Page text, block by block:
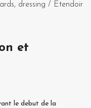
dressing / Etendoir
et
le debut de la